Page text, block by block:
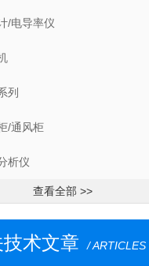
/电导率仪
列
/通风柜
析仪
查看全部 >>
术文章 / ARTICLES